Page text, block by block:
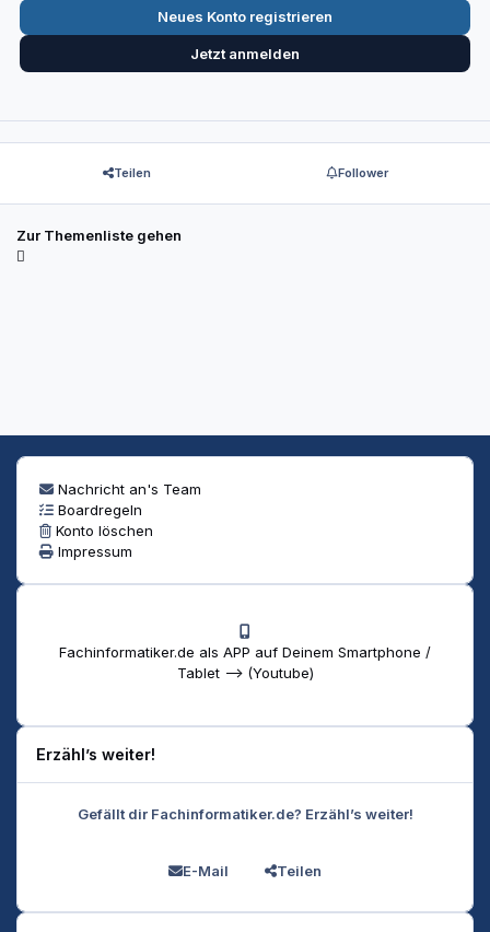
Neues Konto registrieren
Jetzt anmelden
Teilen Follower
Zur Themenliste gehen
Nachricht an's Team
Boardregeln
Konto löschen
Impressum
Fachinformatiker.de als APP auf Deinem Smartphone /
Tablet --> (Youtube)
Erzähl’s weiter!
Gefällt dir Fachinformatiker.de? Erzähl’s weiter!
E-Mail Teilen